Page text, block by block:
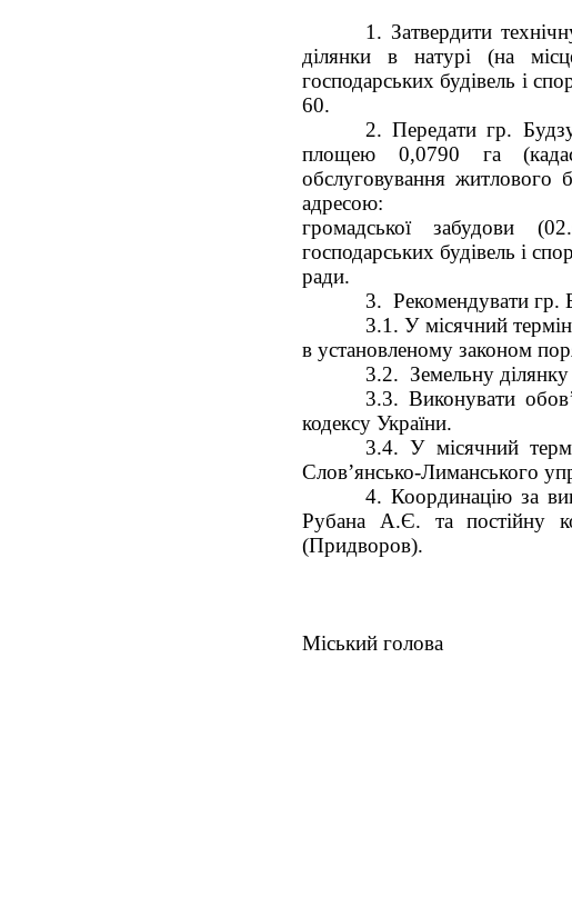
1. Затвердити
ділянки в натурі (на
господарських будівель і
60.
2. Передати гр.
площею 0,0790 га
обслуговування житлового
адресою: м.
громадської забудови
господарських будівель і
ради.
3. Рекомендувати гр.
3.1. У місячний
в установленому законом
3.2. Земельну ділянку
3.3. Виконувати
кодексу України.
3.4. У місячний
Слов’янсько-Лиманського
4. Координацію за
Рубана А.Є. та постійну
(Придворов).
Міський